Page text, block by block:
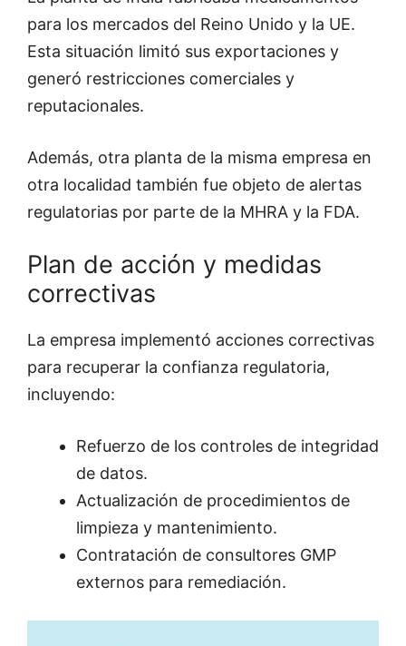
para los mercados del Reino Unido y la UE.
Esta situación limitó sus exportaciones y
generó restricciones comerciales y
reputacionales.
Además, otra planta de la misma empresa en
otra localidad también fue objeto de alertas
regulatorias por parte de la MHRA y la FDA.
Plan de acción y medidas
correctivas
La empresa implementó acciones correctivas
para recuperar la confianza regulatoria,
incluyendo:
Refuerzo de los controles de integridad
de datos.
Actualización de procedimientos de
limpieza y mantenimiento.
Contratación de consultores GMP
externos para remediación.